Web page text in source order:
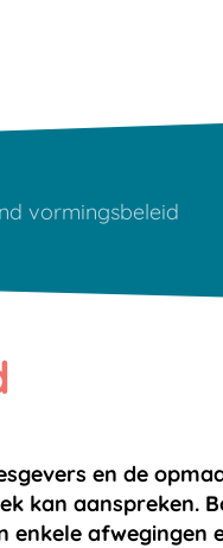
vormingsbeleid
en de
kan aanspreken.
afwegingen